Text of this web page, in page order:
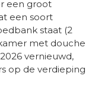
een groot
een soort
staat (2
met douche
vernieuwd,
op de verdieping